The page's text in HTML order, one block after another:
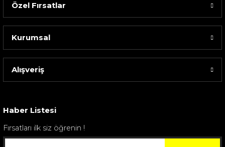
Sarev Elfıda Flanel Nevresim Takımı Çift Kişili...
Özel Fırsatlar
Kurumsal
Alışveriş
Haber Listesi
Fırsatları ilk siz öğrenin !